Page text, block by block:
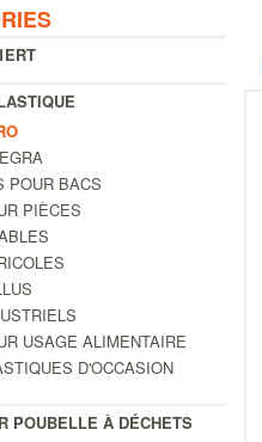
POUR BACS
PIÈCES
USAGE ALIMENTAIRE
D'OCCASION
POUBELLE À DÉCHETS